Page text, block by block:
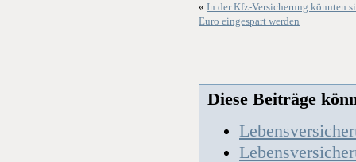
« In der Kfz-Versicherung könnten
Euro eingespart werden
Diese Beiträge